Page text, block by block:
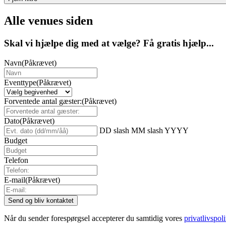
Alle venues siden
Skal vi hjælpe dig med at vælge? Få gratis hjælp...
Navn(Påkrævet)
Eventtype(Påkrævet)
Forventede antal gæster:(Påkrævet)
Dato(Påkrævet)
DD slash MM slash YYYY
Budget
Telefon
E-mail(Påkrævet)
Når du sender forespørgsel accepterer du samtidig vores